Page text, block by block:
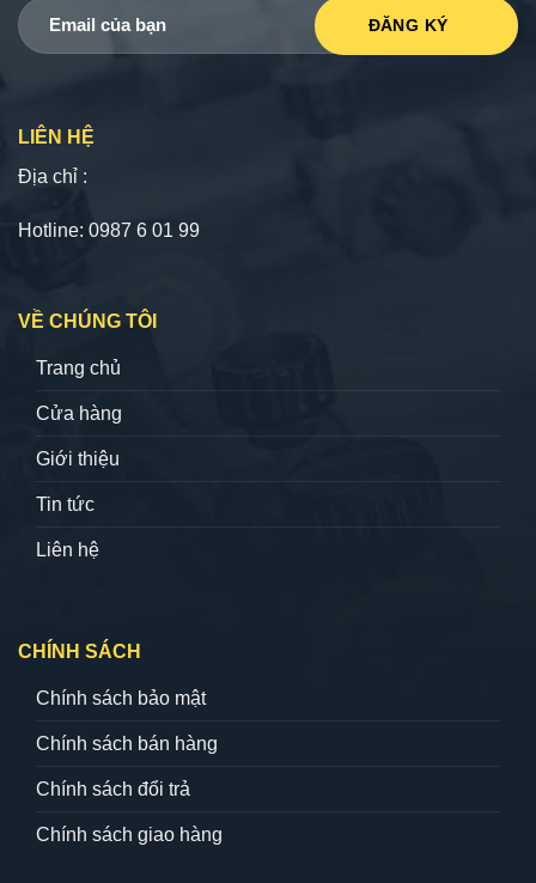
LIÊN HỆ
Địa chỉ :
Hotline: 0987 6 01 99
VỀ CHÚNG TÔI
Trang chủ
Cửa hàng
Giới thiệu
Tin tức
Liên hệ
CHÍNH SÁCH
Chính sách bảo mật
Chính sách bán hàng
Chính sách đổi trả
Chính sách giao hàng